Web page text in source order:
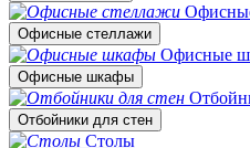
Офисные стеллажи
Офисные
Офисные шкафы
Отбойники для стен
Столы